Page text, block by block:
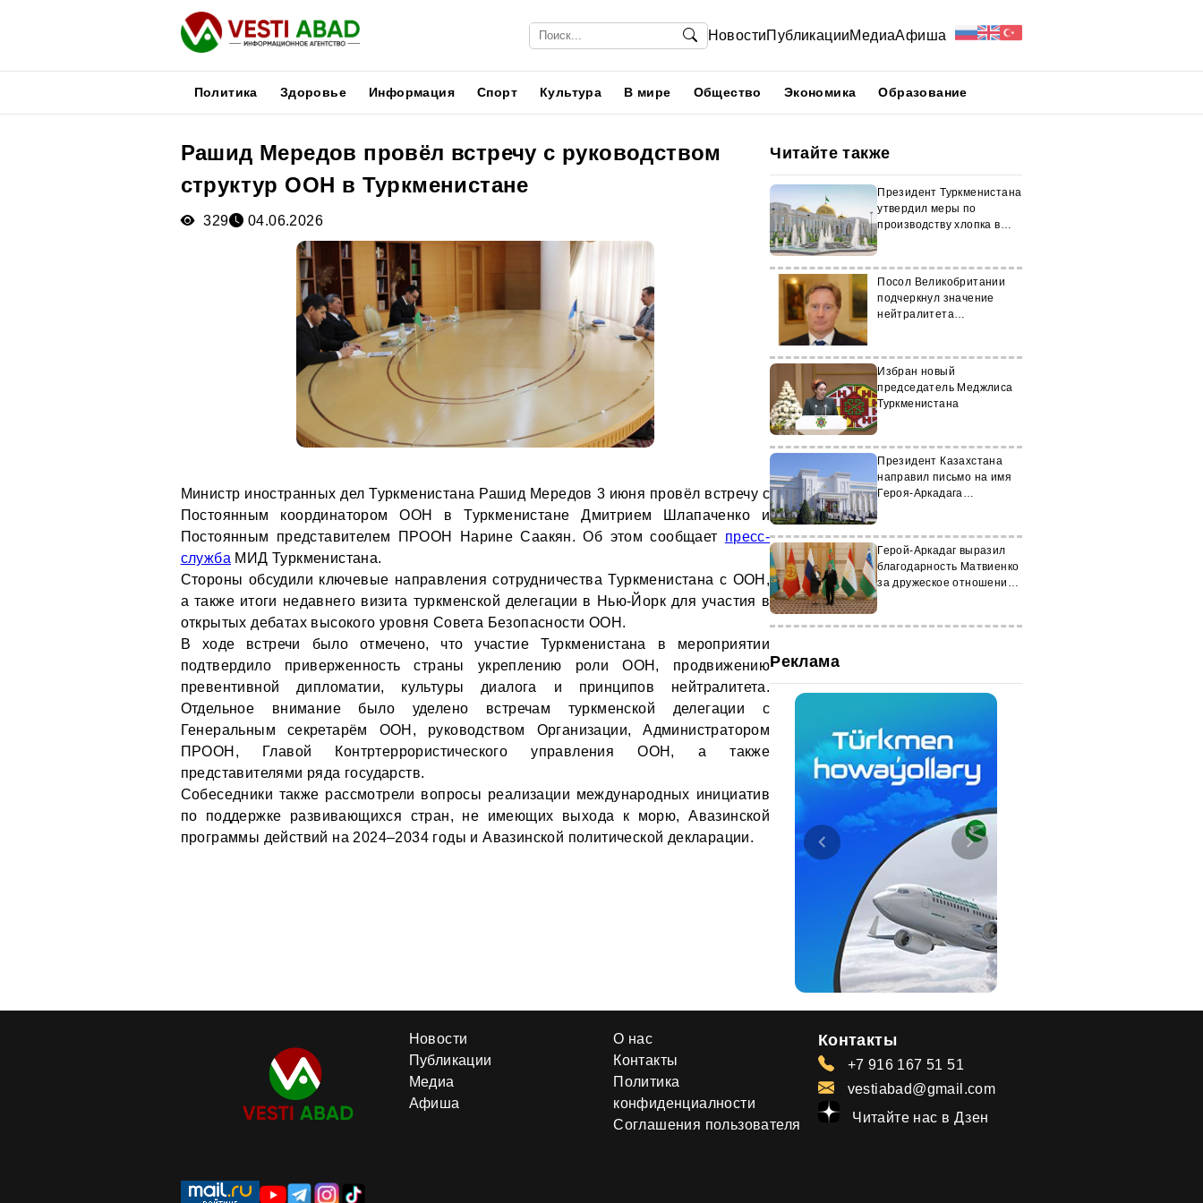
НовостиПубликацииМедиаАфиша
Политика Здоровье Информация Спорт Культура В мире Общество Экономика Образование
Рашид Мередов провёл встречу с руководством
структур ООН в Туркменистане
329 04.06.2026
Министр иностранных дел Туркменистана Рашид Мередов 3 июня провёл встречу с
Постоянным координатором ООН в Туркменистане Дмитрием Шлапаченко и
Постоянным представителем ПРООН Нарине Саакян. Об этом сообщает пресс-
служба МИД Туркменистана.
Стороны обсудили ключевые направления сотрудничества Туркменистана с ООН,
а также итоги недавнего визита туркменской делегации в Нью-Йорк для участия в
открытых дебатах высокого уровня Совета Безопасности ООН.
В ходе встречи было отмечено, что участие Туркменистана в мероприятии
подтвердило приверженность страны укреплению роли ООН, продвижению
превентивной дипломатии, культуры диалога и принципов нейтралитета.
Отдельное внимание было уделено встречам туркменской делегации с
Генеральным секретарём ООН, руководством Организации, Администратором
ПРООН, Главой Контртеррористического управления ООН, а также
представителями ряда государств.
Собеседники также рассмотрели вопросы реализации международных инициатив
по поддержке развивающихся стран, не имеющих выхода к морю, Авазинской
программы действий на 2024–2034 годы и Авазинской политической декларации.
Читайте также
Президент Туркменистана
утвердил меры по
производству хлопка в
Посол Великобритании
подчеркнул значение
нейтралитета
Избран новый
председатель Меджлиса
Туркменистана
Президент Казахстана
направил письмо на имя
Героя-Аркадага
Герой-Аркадаг выразил
благодарность Матвиенко
за дружеское отношение к
Реклама
Новости
Публикации
Медиа
Афиша
О нас
Контакты
Политика
конфиденциалности
Соглашения пользователя
Контакты
+7 916 167 51 51
vestiabad@gmail.com
Читайте нас в Дзен